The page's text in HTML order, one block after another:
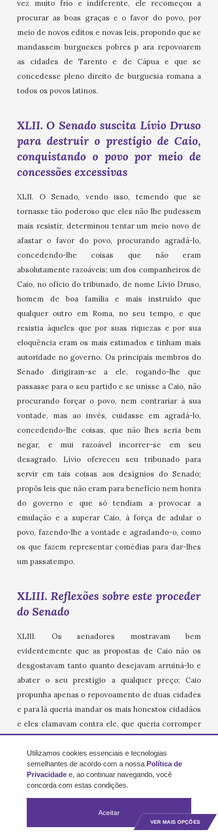
VER MAIS OPÇÕES
vez muito frio e indiferente, ele recomeçou a
procurar as boas graças e o favor do povo, por
meio de novos editos e novas leis, propondo que se
mandassem burgueses pobres p ara repovoarem
as cidades de Tarento e de Cápua e que se
concedesse pleno direito de burguesia romana a
todos os povos latinos.
XLII. O Senado suscita Lívio Druso
para destruir o prestígio de Caio,
conquistando o povo por meio de
concessões excessivas
XLII. O Senado, vendo isso, temendo que se
tornasse tão poderoso que eles não lhe pudessem
mais resistir, determinou tentar um meio novo de
afastar o favor do povo, procurando agradá-lo,
concedendo-lhe coisas que não eram
absolutamente razoáveis; um dos companheiros de
Caio, no ofício do tribunado, de nome Lívio Druso,
homem de boa família e mais instruído que
qualquer outro em Roma, no seu tempo, e que
resistia àqueles que por suas riquezas e por sua
eloquência eram os mais estimados e tinham mais
autoridade no governo. Os principais membros do
Senado dirigiram-se a ele, rogando-lhe que
passasse para o seu partido e se unisse a Caio, não
procurando forçar o povo, nem contrariar à sua
vontade, mas ao invés, cuidasse em agradá-lo,
concedendo-lhe coisas, que não lhes seria bem
negar, e mui razoável incorrer-se em seu
desagrado. Lívio ofereceu seu tribunado para
servir em tais coisas aos desígnios do Senado;
propôs leis que não eram para benefício nem honra
do governo e que só tendiam a provocar a
emulação e a superar Caio, à força de adular o
povo, fazendo-lhe a vontade e agradando-o, como
os que fazem representar comédias para dar-lhes
um passatempo.
XLIII. Reflexões sobre este proceder
do Senado
XLIII. Os senadores mostravam bem
evidentemente que as propostas de Caio não os
desgostavam tanto quanto desejavam arruiná-lo e
abater o seu prestígio a qualquer preço; Caio
propunha apenas o repovoamento de duas cidades
e para lá queria mandar os mais honestos cidadãos
e eles clamavam contra ele, que queria corromper
propunha se repovoassem doze cidades e queria
que se mandassem a cada uma, três mil dos
burgueses mais pobres: eles odiavam a Caio, que
havia sobrecarregado de rendas anuais os
burgueses pobres, aos quais havia dado terras e
Lívio, ao contrário, era-lhes simpático, porque
Utilizamos cookies essenciais e tecnologias
semelhantes de acordo com a nossa Política de
Privacidade e, ao continuar navegando, você
concorda com estas condições.
Aceitar